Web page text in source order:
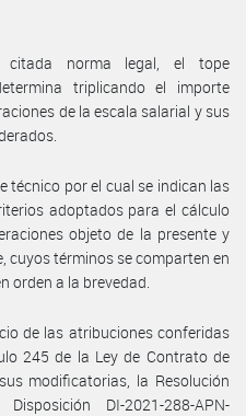
norma legal, el tope
triplicando el importe
de la escala salarial y sus
técnico por el cual se indican las
adoptados para el cálculo
objeto de la presente y
cuyos términos se comparten en
orden a la brevedad.
de las atribuciones conferidas
245 de la Ley de Contrato de
modificatorias, la Resolución
DI-2021-288-APN-